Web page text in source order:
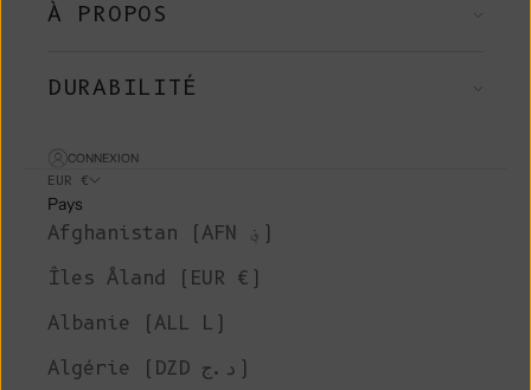
À PROPOS
DURABILITÉ
CONNEXION
EUR €
Pays
Afghanistan (AFN ؋)
Îles Åland (EUR €)
Albanie (ALL L)
Algérie (DZD د.ج)